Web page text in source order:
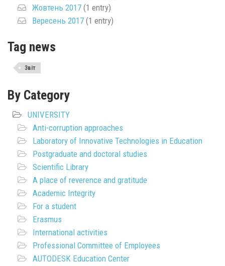
Жовтень 2017 (1 entry)
Вересень 2017 (1 entry)
Tag news
Звіт
By Category
UNIVERSITY
Anti-corruption approaches
Laboratory of Innovative Technologies in Education
Postgraduate and doctoral studies
Scientific Library
A place of reverence and gratitude
Academic Integrity
For a student
Erasmus
International activities
Professional Committee of Employees
AUTODESK Education Center